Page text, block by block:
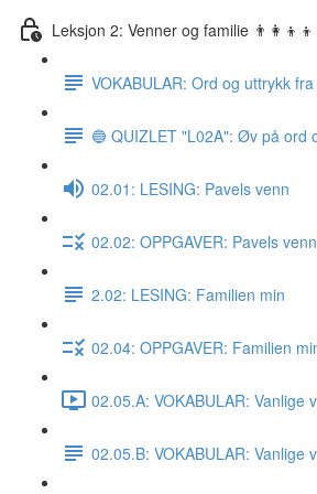
Leksjon 2: Venner og familie
VOKABULAR: Ord og uttrykk
🔵 QUIZLET "L02A": Øv på ord
02.01: LESING: Pavels venn
02.02: OPPGAVER: Pavels venn
2.02: LESING: Familien min
02.04: OPPGAVER: Familien
02.05.A: VOKABULAR: Vanlige
02.05.B: VOKABULAR: Vanlige